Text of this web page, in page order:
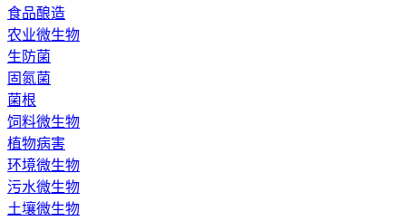
食品酿造
农业微生物
生防菌
固氮菌
菌根
饲料微生物
植物病害
环境微生物
污水微生物
土壤微生物